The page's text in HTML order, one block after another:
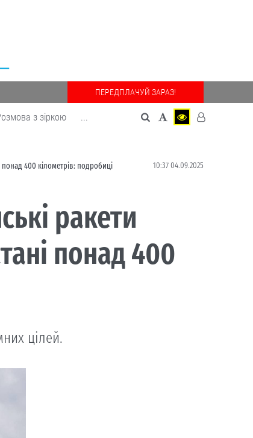
ПЕРЕДПЛАЧУЙ ЗАРАЗ!
з зіркою ...
понад 400 кілометрів: подробиці 10:37 04.09.2025
ракети
понад 400
цілей.